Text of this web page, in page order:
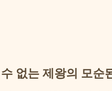
없는 제왕의 모순